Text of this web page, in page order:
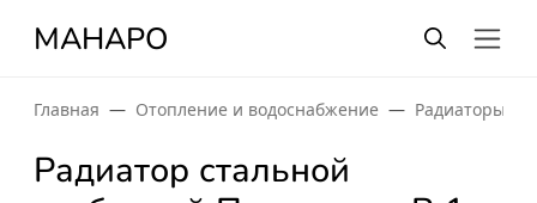
МАНАРО
Главная Отопление и водоснабжение Радиаторы
Радиатор стальной